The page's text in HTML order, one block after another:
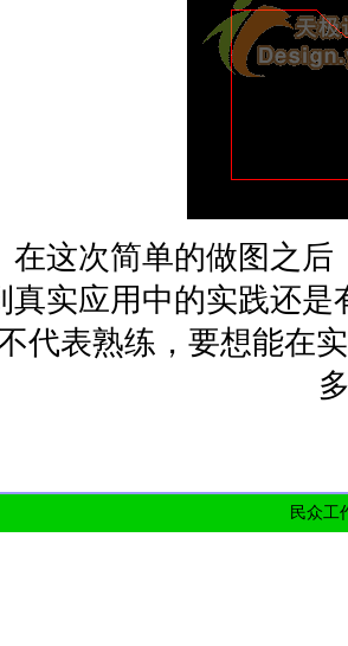
次简单的做图之后
真实应用中的实践还
代表熟练，要想能在
民众